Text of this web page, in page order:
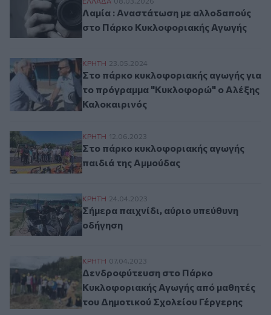
Λαμία : Αναστάτωση με αλλοδαπούς
στο Πάρκο Κυκλοφοριακής Αγωγής
Στο πάρκο κυκλοφοριακής αγωγής για
ΚΡΗΤΗ 23.05.2024
Στο πάρκο κυκλοφοριακής αγωγής για
το πρόγραμμα "Κυκλοφορώ" ο Αλέξης
Καλοκαιρινός
Στο πάρκο κυκλοφοριακής αγωγής
ΚΡΗΤΗ 12.06.2023
Στο πάρκο κυκλοφοριακής αγωγής
παιδιά της Αμμούδας
Σήμερα παιχνίδι, αύριο υπεύθυνη
ΚΡΗΤΗ 24.04.2023
Σήμερα παιχνίδι, αύριο υπεύθυνη
οδήγηση
Δενδροφύτευση στο Πάρκο
ΚΡΗΤΗ 07.04.2023
Δενδροφύτευση στο Πάρκο
Κυκλοφοριακής Αγωγής από μαθητές
του Δημοτικού Σχολείου Γέργερης